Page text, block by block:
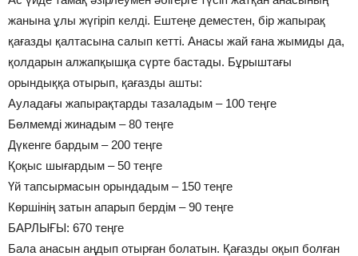
жанына ұлы жүгіріп келді. Ештеңе деместен, бір жапырақ
қағазды қалтасына салып кетті. Анасы жай ғана жымиды да,
қолдарын алжапқышқа сүрте бастады. Бұрыштағы
орындыққа отырып, қағазды ашты:
Ауладағы жапырақтарды тазаладым – 100 теңге
Бөлмемді жинадым – 80 теңге
Дүкенге бардым – 200 теңге
Қоқыс шығардым – 50 теңге
Үй тапсырмасын орындадым – 150 теңге
Көршінің затын апарып бердім – 90 теңге
БАРЛЫҒЫ: 670 теңге
Бала анасын аңдып отырған болатын. Қағазды оқып болған